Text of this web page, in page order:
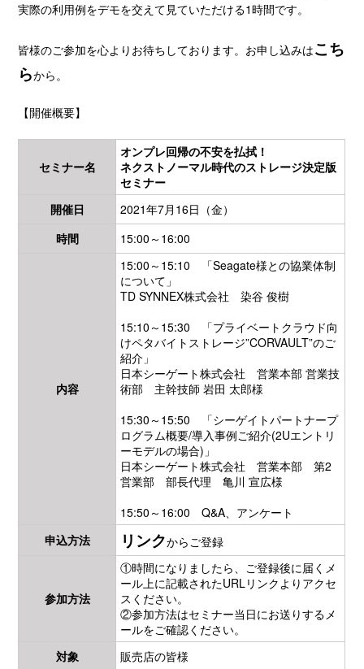
実際の利用例をデモを交えて見ていただける1時間です。
皆様のご参加を心よりお待ちしております。お申し込みはこち
らから。
【開催概要】
セミナー名
オンプレ回帰の不安を払拭！
ネクストノーマル時代のストレージ決定版
セミナー
開催日
2021年7月16日（金）
時間
15:00～16:00
内容
15:00～15:10 「Seagate様との協業体制
について」
TD SYNNEX株式会社 染谷 俊樹
15:10～15:30 「プライベートクラウド向
けペタバイトストレージ”CORVAULT”のご
紹介」
日本シーゲート株式会社 営業本部 営業技
術部 主幹技師 岩田 太郎様
15:30～15:50 「シーゲイトパートナープ
ログラム概要/導入事例ご紹介(2Uエントリ
ーモデルの場合)」
日本シーゲート株式会社 営業本部 第2
営業部 部長代理 亀川 宣広様
15:50～16:00 Q&A、アンケート
申込方法
リンクからご登録
参加方法
①時間になりましたら、ご登録後に届くメ
ール上に記載されたURLリンクよりアクセ
スください。
②参加方法はセミナー当日にお送りするメ
ールをご確認ください。
対象
販売店の皆様